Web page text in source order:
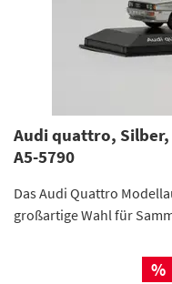
Audi quattro, Silber,
A5-5790
Das Audi Quattro
großartige Wahl für
%